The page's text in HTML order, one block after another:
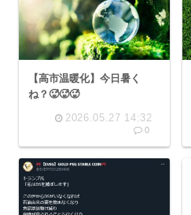
【高市温暖化】今日暑く
ね？🥵🥵🥵
2026.05.27 14:32
0